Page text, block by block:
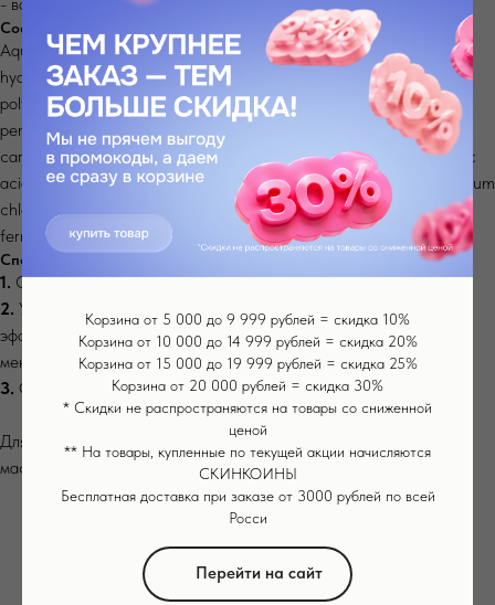
Состав
Aqua, glycerin, chondrus crispus, gellan gum, xanthan gum,
hydroxyethylcellulose, disodium phosphate, sodium phosphate,
polysorbate 60, 1,2-hexanediol, hydroxyacetophenone, palmitoyl
pentapeptide-4, acetyl hexapeptide-8, palmitoyl tripeptide-1,
carnosine, 1,2-hexanediol, ethylhexyiglycerin, polysorbate 20, lactic
acid, sodium hyaluronate, niacinamide, hydrolyzed collagen, potassium
chloridedisodium edta, hydrolyzed hyaluronic acid, lactobacillus
ferment filtrate, tocopherol
Способ применения
1. Очистить кожу.
2. Убрать пленку, маску наложить на лицо. Для более глубокого
эффекта используйте в качестве ночной маски или оставьте не
менее чем на 3 часа.
3. Снимите маску, когда она станет прозрачной.
Для более глубокого эффекта используйте в качестве ночной
маски или оставьте не менее чем на 3 часа.
Корзина от 5 000 до 9 999 рублей = скидка 10%
Корзина от 10 000 до 14 999 рублей = скидка 20%
Корзина от 15 000 до 19 999 рублей = скидка 25%
Корзина от 20 000 рублей = скидка 30%
* Скидки не распространяются на товары со сниженной
ценой
** На товары, купленные по текущей акции начисляются
СКИНКОИНЫ
Бесплатная доставка при заказе от 3000 рублей по всей
Росси
Перейти на сайт